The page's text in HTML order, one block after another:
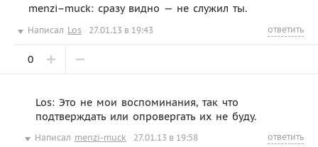
menzi–muck: сразу видно — не служил ты.
Написал Los 27.01.13 в 19:43 ответить
0
Los: Это не мои воспоминания, так что
подтверждать или опровергать их не буду.
Написал menzi-muck 27.01.13 в 19:58 ответить